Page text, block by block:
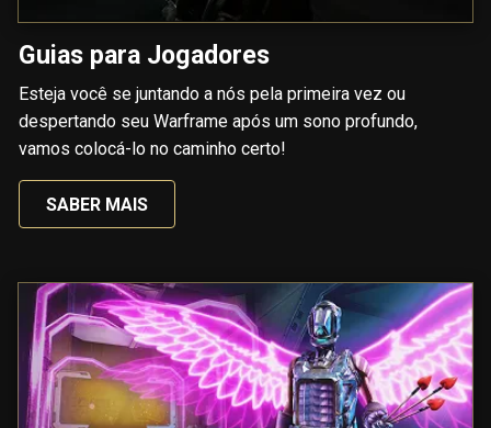
Guias para Jogadores
Esteja você se juntando a nós pela primeira vez ou
despertando seu Warframe após um sono profundo,
vamos colocá-lo no caminho certo!
SABER MAIS